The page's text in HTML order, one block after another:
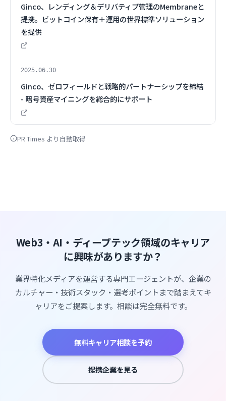
Ginco、レンディング＆デリバティブ管理のMembraneと
提携。ビットコイン保有＋運用の世界標準ソリューション
を提供
2025.06.30
Ginco、ゼロフィールドと戦略的パートナーシップを締結
- 暗号資産マイニングを総合的にサポート
PR Times より自動取得
Web3・AI・ディープテック領域のキャリア
に興味がありますか？
業界特化メディアを運営する専門エージェントが、企業の
カルチャー・技術スタック・選考ポイントまで踏まえてキ
ャリアをご提案します。相談は完全無料です。
無料キャリア相談を予約
提携企業を見る